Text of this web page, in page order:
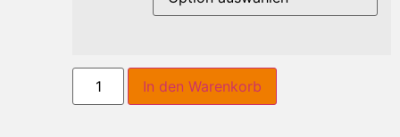
In den Warenkorb